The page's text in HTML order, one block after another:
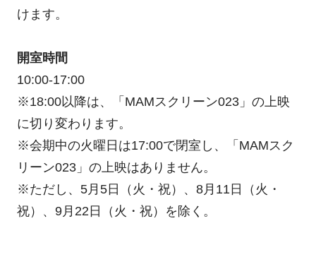
けます。
開室時間
10:00-17:00
※18:00以降は、「MAMスクリーン023」の上映
に切り変わります。
※会期中の火曜日は17:00で閉室し、「MAMスク
リーン023」の上映はありません。
※ただし、5月5日（火・祝）、8月11日（火・
祝）、9月22日（火・祝）を除く。